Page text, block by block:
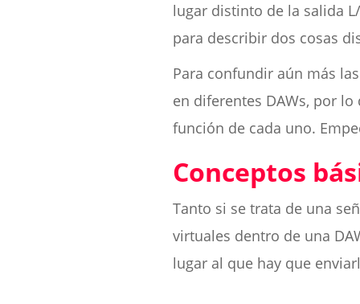
lugar distinto de la salida
para describir dos cosas
Para confundir aún más
en diferentes DAWs, por
función de cada uno.
Conceptos
Tanto si se trata de una
virtuales dentro de una
lugar al que hay que